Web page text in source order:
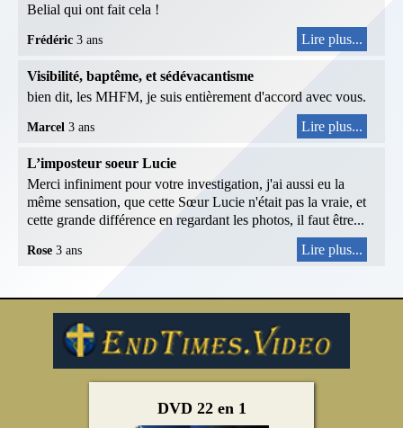
Belial qui ont fait cela !
Frédéric 3 ans Lire plus...
Visibilité, baptême, et sédévacantisme
bien dit, les MHFM, je suis entièrement d'accord avec vous.
Marcel 3 ans Lire plus...
L’imposteur soeur Lucie
Merci infiniment pour votre investigation, j'ai aussi eu la
même sensation, que cette Sœur Lucie n'était pas la vraie, et
cette grande différence en regardant les photos, il faut être...
Rose 3 ans Lire plus...
DVD 22 en 1